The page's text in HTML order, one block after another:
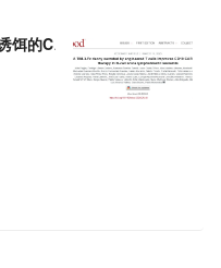
饵的CAR-T细胞有望更有效地